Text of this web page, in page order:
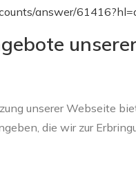
answer/
unserer Webseite
die wir zur